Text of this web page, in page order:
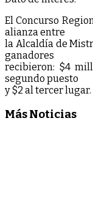
El Concurso
alianza entre
la Alcaldía de
ganadores
recibieron: $4
segundo puesto
y $2 al tercer
Más Noticias